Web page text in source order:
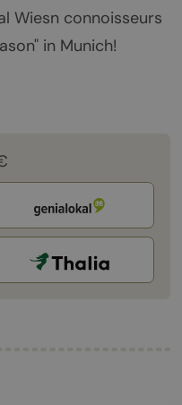
Wiesn connoisseurs
in Munich!